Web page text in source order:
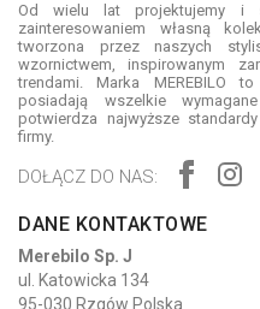
Od wielu lat projektujemy i
zainteresowaniem własną
tworzona przez naszych
wzornictwem, inspirowanym
trendami. Marka MEREBILO
posiadają wszelkie
potwierdza najwyższe
firmy.
DOŁĄCZ DO NAS:
DANE KONTAKTOWE
Merebilo Sp. J
ul. Katowicka 134
95-030 Rzgów Polska